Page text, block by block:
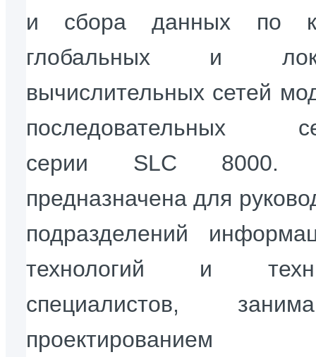
и сбора данных по
глобальных и
вычислительных сетей
последовательных
серии SLC 8000.
предназначена для
подразделений
технологий и
специалистов,